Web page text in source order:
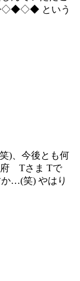
という
)、今後とも何
府 Tさま Tで
…(笑) やはり